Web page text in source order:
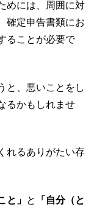
めには、周囲に対
確定申告書類にお
ることが必要で
と、悪いことをし
るかもしれませ
れるありがたい存
と」 と
「自分（と